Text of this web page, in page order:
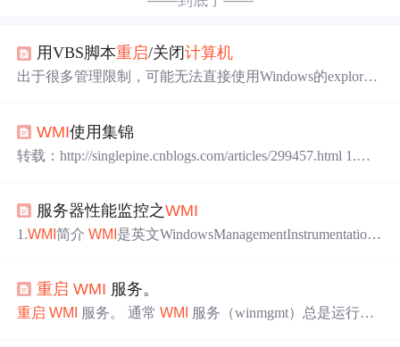
用VBS脚本重启/关闭计算机
出于很多管理限制，可能无法直接使用Windows的explorer
inux下的shutdown和reboot命令，除了Windows XP支持用sh
utdown命令重启、关闭或注销当前计算机之外，其他的Wi
WMI使用集锦
转载：http://singlepine.cnblogs.com/articles/299457.html 1.WM
可以管理远程计算机（当然你必须要拥有足够的权限），
比如：重启，关机，关闭进程，创建进程等。 2.使用时首
服务器性能监控之WMI
1.WMI简介WMI 是英文WindowsManagementInstrumentation
提是运行的用户要有足够的权限，如administrator组用户
等。这也是做负载均衡所需要且比较方便快捷的途径。 2.
重启 WMI 服务。
重启 WMI 服务。 通常WMI
服务（winmgmt）总是运行